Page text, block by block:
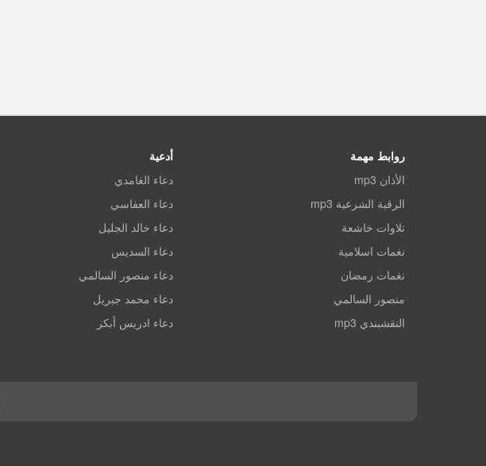
روابط مهمة
الأذان mp3
الرقية الشرعية mp3
تلاوات خاشعة
نغمات اسلامية
نغمات رمضان
منصور السالمي
النقشبندي mp3
أدعية
دعاء الغامدي
دعاء العفاسي
دعاء خالد الجليل
دعاء السديس
دعاء منصور السالمي
دعاء محمد جبريل
دعاء ادريس أبكر